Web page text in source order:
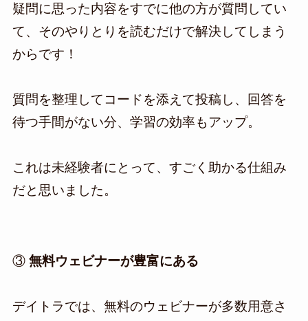
疑問に思った内容をすでに他の方が質問してい
て、そのやりとりを読むだけで解決してしまう
からです！
質問を整理してコードを添えて投稿し、回答を
待つ手間がない分、学習の効率もアップ。
これは未経験者にとって、すごく助かる仕組み
だと思いました。
③ 無料ウェビナーが豊富にある
デイトラでは、無料のウェビナーが多数用意さ